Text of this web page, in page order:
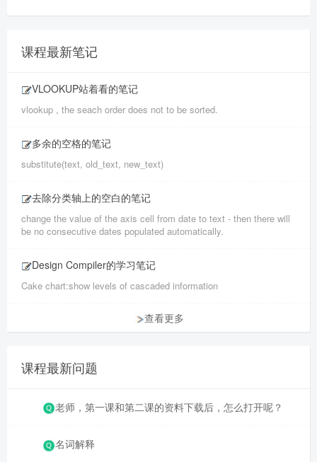
课程最新笔记
VLOOKUP站着看的笔记
vlookup , the seach order does not to be sorted.
多余的空格的笔记
substitute(text, old_text, new_text)
去除分类轴上的空白的笔记
change the value of the axis cell from date to text - then there will
be no consecutive dates populated automatically.
Design Compiler的学习笔记
Cake chart:show levels of cascaded information
查看更多
课程最新问题
老师，第一课和第二课的资料下载后，怎么打开呢？
名词解释